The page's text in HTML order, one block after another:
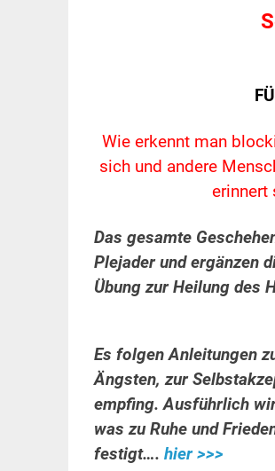
Wie erkennt man
sich und andere
erinnert
Das gesamte
Plejader und ergänzen
Übung zur Heilung des
Es folgen Anleitungen
Ängsten, zur
empfing. Ausführlich
was zu Ruhe und
festigt…. hier >>>